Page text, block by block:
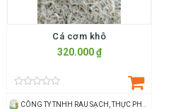
Cá cơm khô
320.000 ₫